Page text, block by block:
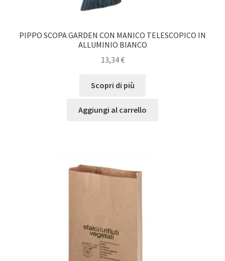
PIPPO SCOPA GARDEN CON MANICO TELESCOPICO IN
ALLUMINIO BIANCO
13,34€
Scopri di più
Aggiungi al carrello